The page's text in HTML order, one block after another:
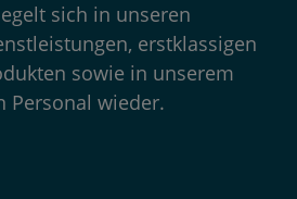
sich in unseren
erstklassigen
sowie in unserem
Personal wieder.